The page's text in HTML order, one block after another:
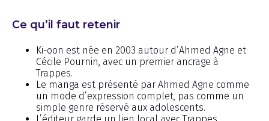
Ce qu’il faut retenir
Ki-oon est née en 2003 autour d’Ahmed Agne et
Cécile Pournin, avec un premier ancrage à
Trappes.
Le manga est présenté par Ahmed Agne comme
un mode d’expression complet, pas comme un
simple genre réservé aux adolescents.
L’éditeur garde un lien local avec Trappes,